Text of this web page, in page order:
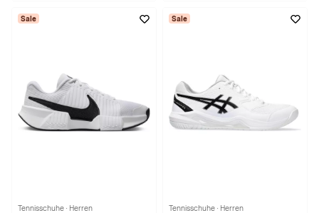
Sale
Tennisschuhe · Herren
Sale
Tennisschuhe · Herren